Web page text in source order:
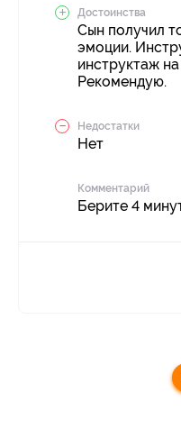
Достоинства
Сын получил
эмоции.
инструктаж
Рекомендую.
Недостатки
Нет
Комментарий
Берите 4